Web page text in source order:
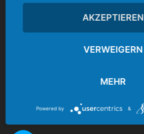
268 Posts
AKZEPTIEREN
VERWEIGERN
MEHR
Powered by &